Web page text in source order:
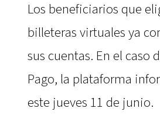
Los beneficiarios que
billeteras virtuales ya
sus cuentas. En el caso
Pago, la plataforma
este jueves 11 de junio.